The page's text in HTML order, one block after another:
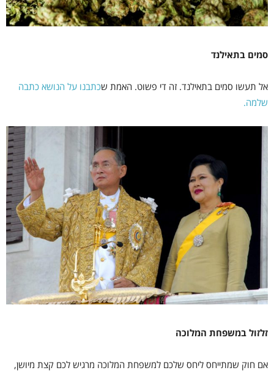
סמים בתאילנד
אל תעשו סמים בתאילנד. זה די פשוט. האמת שכתבנו על הנושא כתבה
שלמה.
זלזול במשפחת המלוכה
אם חוק שמתייחס ליחס שלכם למשפחת המלוכה מרגיש לכם קצת מיושן,